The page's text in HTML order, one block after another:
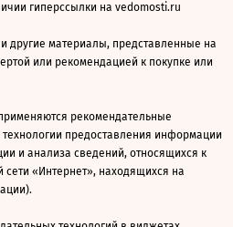
гиперссылки на vedomosti.ru
другие материалы, представленные на
или рекомендацией к покупке или
рекомендательные
предоставления информации
и анализа сведений, относящихся к
«Интернет», находящихся на